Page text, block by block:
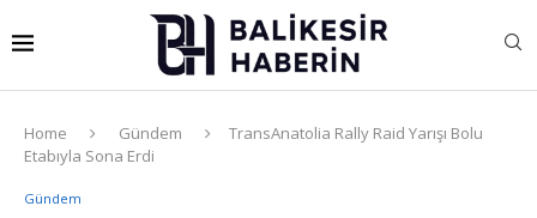
Home Gündem
TransAnatolia Rally Raid Yarışı Bolu
Etabıyla Sona Erdi
Gündem